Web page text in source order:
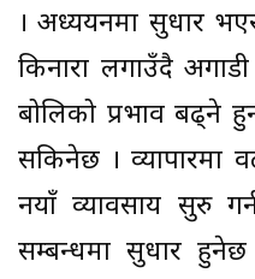
। अध्ययनमा सुधार
किनारा लगाउँदै
बोलिको प्रभाव बढ्ने
सकिनेछ । व्यापारमा
नयाँ व्यावसाय सुरु
सम्बन्धमा सुधार